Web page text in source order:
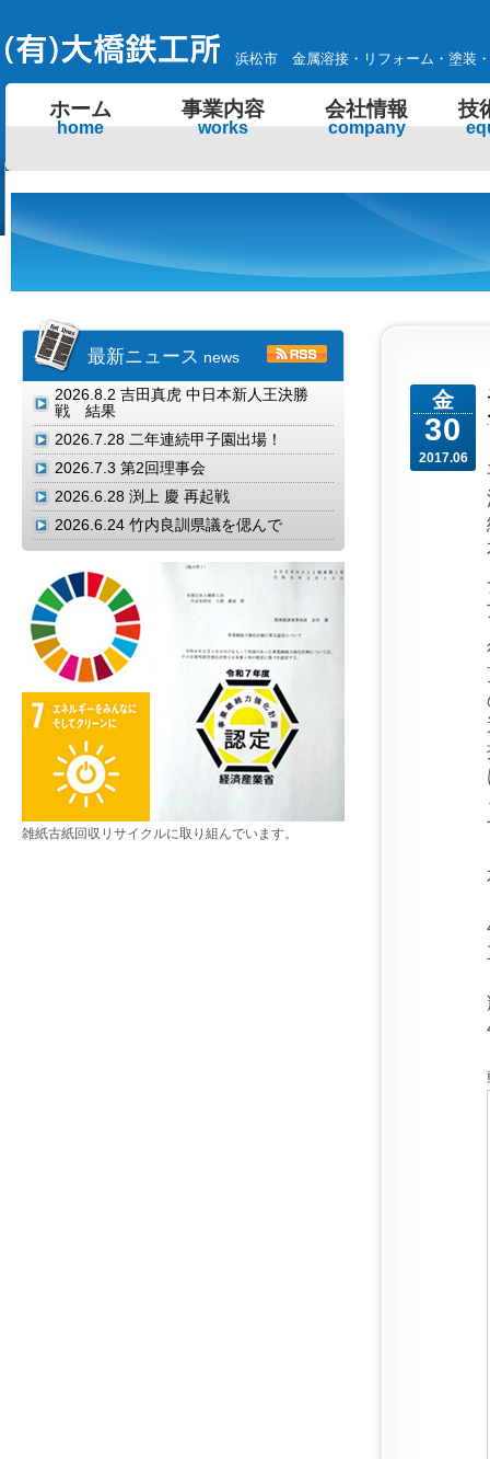
浜松市 金属溶接・リフォーム・塗装
ホーム
home
事業内容
works
会社情報
company
技
金
30
2017.06
最新ニュース news
2026.8.2 吉田真虎 中日本新人王決勝
戦 結果
2026.7.28 二年連続甲子園出場！
2026.7.3 第2回理事会
2026.6.28 渕上 慶 再起戦
2026.6.24 竹内良訓県議を偲んで
雑紙古紙回収リサイクルに取り組んでいます。